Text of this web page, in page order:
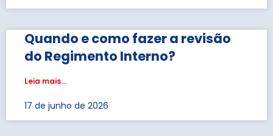
Quando e como fazer a revisão
do Regimento Interno?
Leia mais...
17 de junho de 2026